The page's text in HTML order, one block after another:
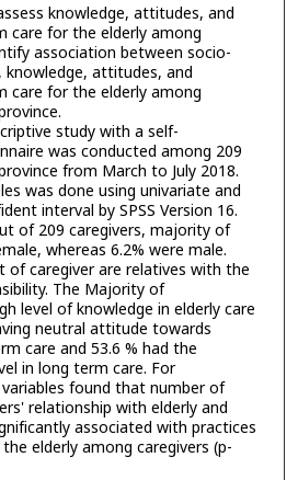
knowledge, attitudes, and
care for the elderly among
association between socio-
attitudes, and
care for the elderly among
study with a self-
was conducted among 209
from March to July 2018.
was done using univariate and
interval by SPSS Version 16.
of 209 caregivers, majority of
whereas 6.2% were male.
of caregiver are relatives with the
The Majority of
level of knowledge in elderly care
neutral attitude towards
care and 53.6 % had the
in long term care. For
found that number of
relationship with elderly and
associated with practices
elderly among caregivers (p-